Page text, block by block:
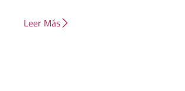
Leer Más